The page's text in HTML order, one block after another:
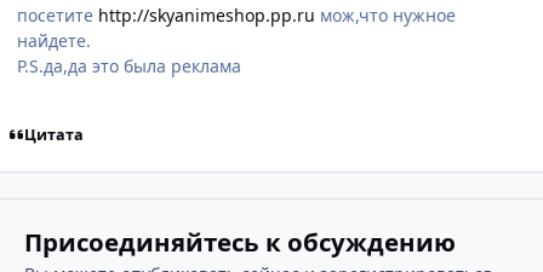
посетите http://skyanimeshop.pp.ru мож,что нужное
найдете.
P.S.да,да это была реклама
Цитата
Присоединяйтесь к обсуждению